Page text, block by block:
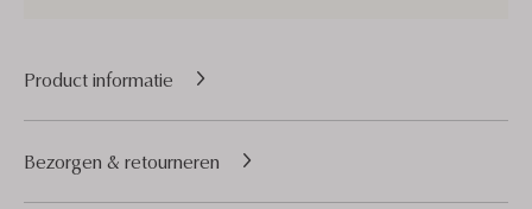
Product informatie
Bezorgen & retourneren